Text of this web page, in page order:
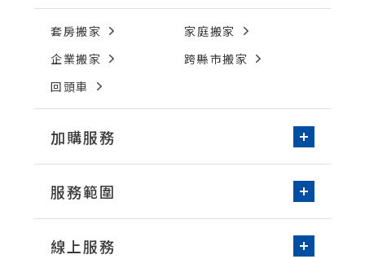
套房搬家
家庭搬家
企業搬家
跨縣市搬家
回頭車
加購服務
新家收納-居家整理
免動手無痛搬家
環保物流箱租借
服務範圍
台北/新北
線上服務